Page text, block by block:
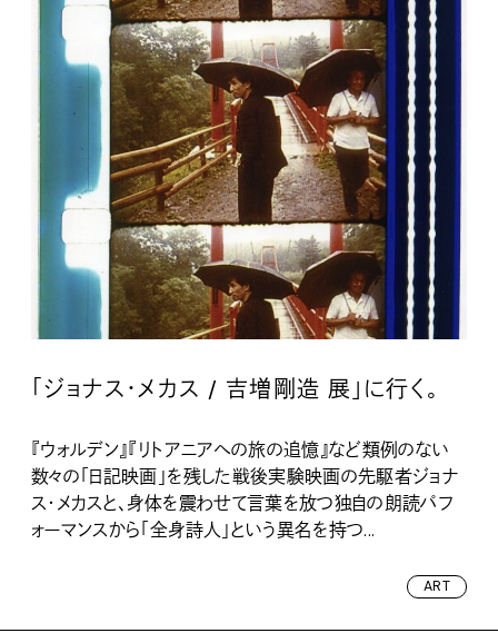
「ジョナス・メカス / 吉増剛造 展」に行く。
『ウォルデン』『リトアニアへの旅の追憶』など類例のない
数々の「日記映画」を残した戦後実験映画の先駆者ジョナ
ス・メカスと、身体を震わせて言葉を放つ独自の朗読パフ
ォーマンスから「全身詩人」という異名を持つ...
ART